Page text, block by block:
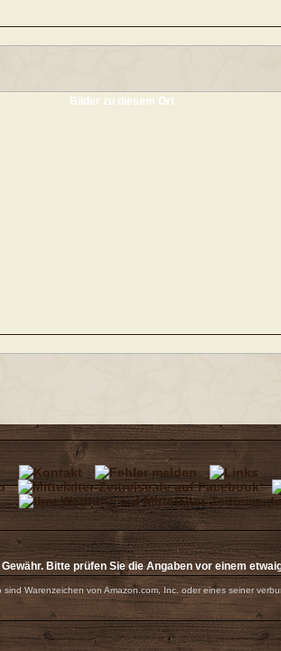
Bilder zu diesem Ort
Bitte prüfen Sie die Angaben vor einem
Warenzeichen von Amazon.com, Inc. oder eines seiner